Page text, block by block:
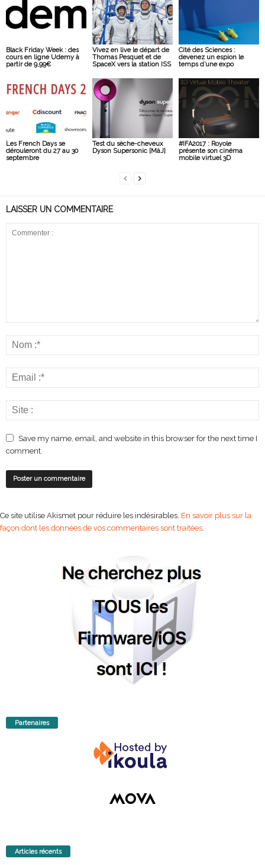
Black Friday Week : des
cours en ligne Udemy à
partir de 9,99€
Vivez en live le départ de
Thomas Pesquet et de
SpaceX vers la station ISS
Cité des Sciences :
devenez un espion le
temps d’une expo
Les French Days se
dérouleront du 27 au 30
septembre
Test du sèche-cheveux
Dyson Supersonic [MàJ]
#IFA2017 : Royole
présente son cinéma
mobile virtuel 3D
LAISSER UN COMMENTAIRE
Save my name, email, and website in this browser for the next time I
comment.
Ce site utilise Akismet pour réduire les indésirables. En savoir plus sur la
façon dont les données de vos commentaires sont traitées.
Partenaires
Articles récents